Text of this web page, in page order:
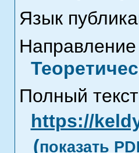
Язык
Полный
https://
(показать